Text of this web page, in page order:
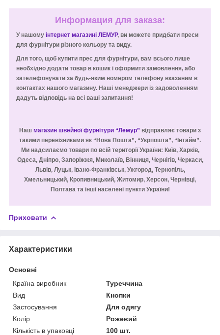
Информация для заказа:
У нашому інтернет магазині ЛЕМУР, ви можете придбати преси
для фурнітури різного кольору та виду.
Для того, щоб купити прес для фурнітури, вам всього лише
необхідно додати товар в кошик і оформити замовлення, або
зателефонувати за будь-яким номером телефону вказаним в
контактах нашого магазину. Наші менеджери із задоволенням
дадуть відповідь на всі ваші запитання!
Наш магазин швейної фурнітури “Лемур” відправляє товари з
такими перевізниками як “Нова Пошта”, “Укрпошта”, “Інтайм”.
Ми надсилаємо товари по всій території України: Київ, Харків,
Одеса, Дніпро, Запоріжжя, Миколаїв, Вінниця, Чернігів, Черкаси,
Львів, Луцьк, Івано-Франківськ, Ужгород, Тернопіль,
Хмельницький, Кропивницький, Житомир, Херсон, Чернівці,
Полтава та інші населені пункти України!
Приховати
Характеристики
Основні
Країна виробник
Туреччина
Вид
Кнопки
Застосування
Для одягу
Колір
Рожевий
Кількість в упаковці
100 шт.